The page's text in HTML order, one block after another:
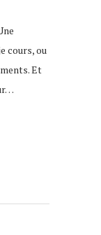
cours, ou
Et